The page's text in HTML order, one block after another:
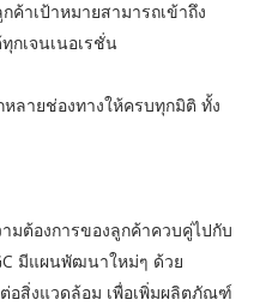
ค้าเป้าหมายสามารถเข้าถึง
เจนเนอเรชั่น
หลายช่องทางให้ครบทุกมิติ ทั้ง
มต้องการของลูกค้าควบคู่ไปกับ
มีแผนพัฒนาใหม่ๆ ด้วย
อสิ่งแวดล้อม เพื่อเพิ่มผลิตภัณฑ์